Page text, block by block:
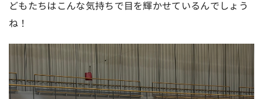
どもたちはこんな気持ちで目を輝かせているんでしょう
ね！